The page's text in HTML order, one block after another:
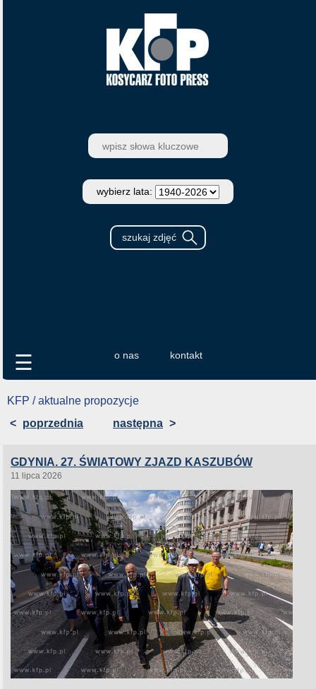
wybierz lata:
o nas kontakt
☰
KFP / aktualne propozycje
< poprzednia następna >
GDYNIA. 27. ŚWIATOWY ZJAZD KASZUBÓW
11 lipca 2026